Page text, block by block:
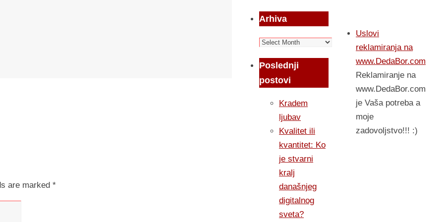
are marked *
Arhiva
Arhiva
Poslednji
postovi
Kradem
ljubav
Kvalitet ili
kvantitet: Ko
je stvarni
kralj
današnjeg
digitalnog
sveta?
Uslovi
reklamiranja na
www.DedaBor.com
Reklamiranje na
www.DedaBor.com
je Vaša potreba a
moje
zadovoljstvo!!! :)